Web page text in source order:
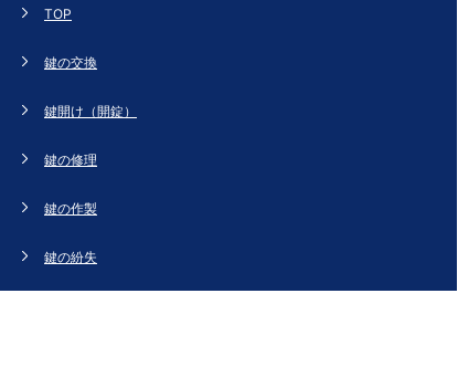
TOP
鍵の交換
鍵開け（開錠）
鍵の修理
鍵の作製
鍵の紛失